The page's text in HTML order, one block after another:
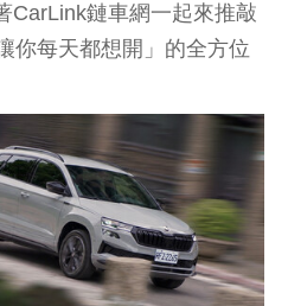
CarLink鏈車網一起來推敲
你每天都想開」的全方位